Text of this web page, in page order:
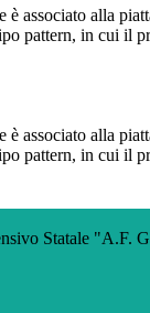
è associato alla
pattern, in cui il
è associato alla
pattern, in cui il
Statale "A.F.